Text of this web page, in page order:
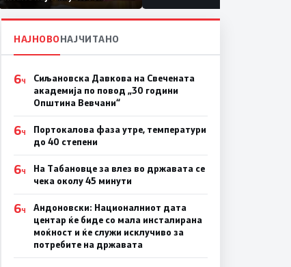
првачиња помалку
НАЈНОВОНАЈЧИТАНО
6Ч
Сиљановска Давкова на Свечената
академија по повод „30 години
Општина Вевчани“
6Ч
Портокалова фаза утре, температури
до 40 степени
6Ч
На Табановце за влез во државата се
чека околу 45 минути
6Ч
Андоновски: Националниот дата
центар ќе биде со мала инсталирана
моќност и ќе служи исклучиво за
потребите на државата